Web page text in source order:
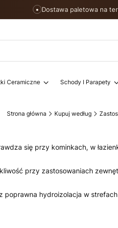
● Dostawa paletowa na
Ceramiczne Schody I Parapety
Strona główna Kupuj według
się przy kominkach, w
przy zastosowaniach
hydroizolacja w